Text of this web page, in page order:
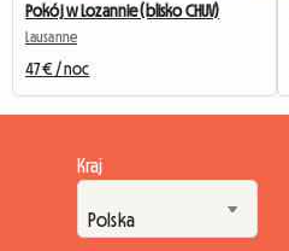
Pokój w Lozannie (blisko CHUV)
Lausanne
47 € / noc
Kraj